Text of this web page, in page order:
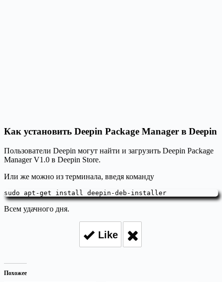
Как установить Deepin Package Manager в Deepin
Пользователи Deepin могут найти и загрузить Deepin Package
Manager V1.0 в Deepin Store.
Или же можно из терминала, введя команду
sudo apt-get install deepin-deb-installer
Всем удачного дня.
Like
Похожее